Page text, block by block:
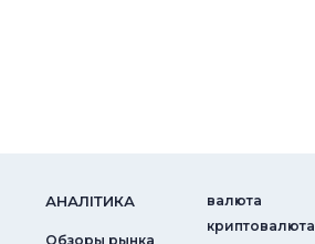
АНАЛIТИКА
Обзоры рынка
валюта
криптовалюта